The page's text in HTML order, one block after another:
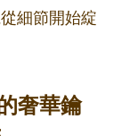
細節開始綻
奢華鑰